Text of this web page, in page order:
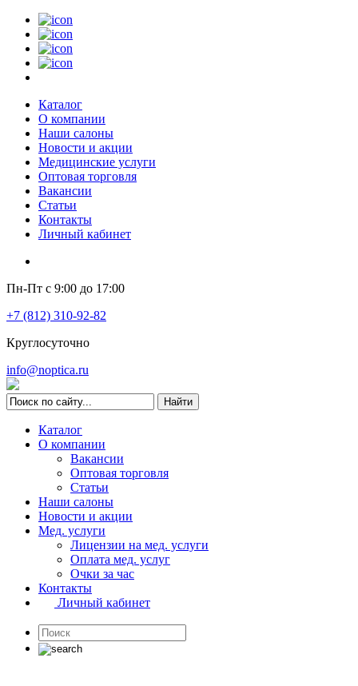
Каталог
О компании
Наши салоны
Новости и акции
Медицинские услуги
Оптовая торговля
Вакансии
Статьи
Контакты
Личный кабинет
Пн-Пт с 9:00 до 17:00
+7 (812) 310-92-82
Круглосуточно
info@noptica.ru
Каталог
О компании
Вакансии
Оптовая торговля
Статьи
Наши салоны
Новости и акции
Мед. услуги
Лицензии на мед. услуги
Оплата мед. услуг
Очки за час
Контакты
Личный кабинет